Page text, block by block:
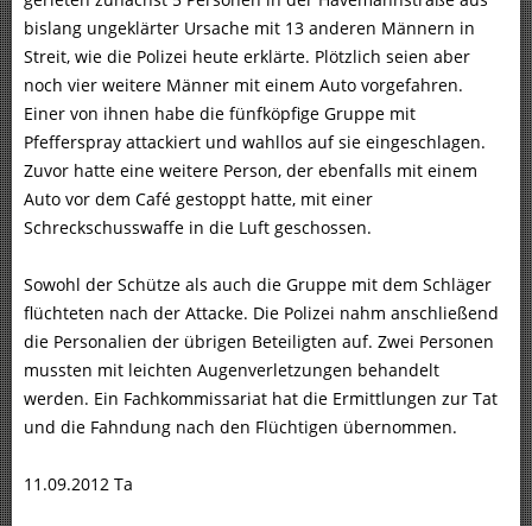
bislang ungeklärter Ursache mit 13 anderen Männern in
Streit, wie die Polizei heute erklärte. Plötzlich seien aber
noch vier weitere Männer mit einem Auto vorgefahren.
Einer von ihnen habe die fünfköpfige Gruppe mit
Pfefferspray attackiert und wahllos auf sie eingeschlagen.
Zuvor hatte eine weitere Person, der ebenfalls mit einem
Auto vor dem Café gestoppt hatte, mit einer
Schreckschusswaffe in die Luft geschossen.
Sowohl der Schütze als auch die Gruppe mit dem Schläger
flüchteten nach der Attacke. Die Polizei nahm anschließend
die Personalien der übrigen Beteiligten auf. Zwei Personen
mussten mit leichten Augenverletzungen behandelt
werden. Ein Fachkommissariat hat die Ermittlungen zur Tat
und die Fahndung nach den Flüchtigen übernommen.
11.09.2012 Ta